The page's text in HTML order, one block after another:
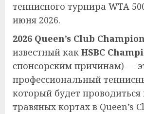
теннисного турнира WTA
июня 2026.
2026 Queen’s Club
известный как HSBC
спонсорским причинам) —
профессиональный
который будет
травяных кортах в Queen’s